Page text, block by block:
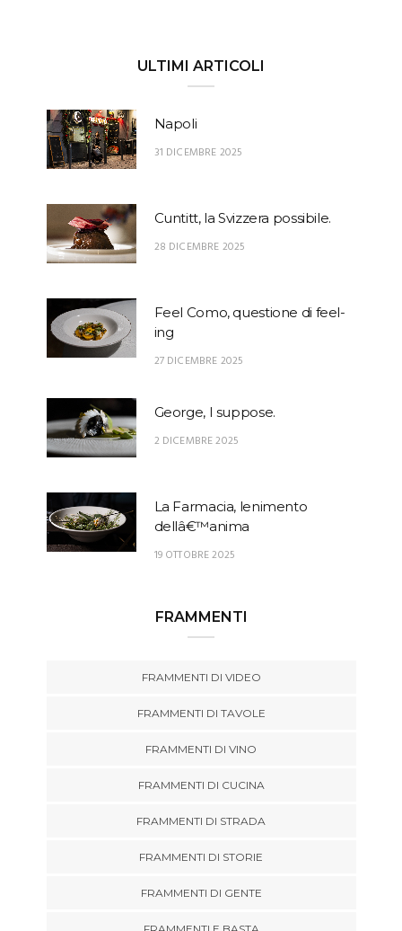
ULTIMI ARTICOLI
Napoli
31 DICEMBRE 2025
Cuntitt, la Svizzera possibile.
28 DICEMBRE 2025
Feel Como, questione di feel-
ing
27 DICEMBRE 2025
George, I suppose.
2 DICEMBRE 2025
La Farmacia, lenimento
dellâ€™anima
19 OTTOBRE 2025
FRAMMENTI
FRAMMENTI DI VIDEO
FRAMMENTI DI TAVOLE
FRAMMENTI DI VINO
FRAMMENTI DI CUCINA
FRAMMENTI DI STRADA
FRAMMENTI DI STORIE
FRAMMENTI DI GENTE